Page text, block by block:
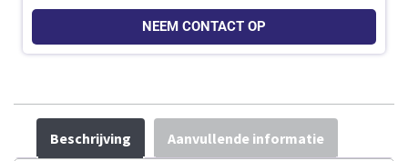
NEEM CONTACT OP
Beschrijving Aanvullende informatie